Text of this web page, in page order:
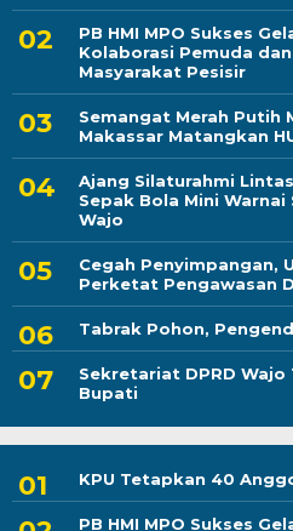
PB HMI MPO Sukses
Kolaborasi Pemuda
Masyarakat Pesisir
Semangat Merah Putih
Makassar Matangkan
Ajang Silaturahmi
Sepak Bola Mini Warnai
Wajo
Cegah Penyimpangan,
Perketat Pengawasan
Tabrak Pohon,
Sekretariat DPRD
Bupati
KPU Tetapkan 40
PB HMI MPO Sukses